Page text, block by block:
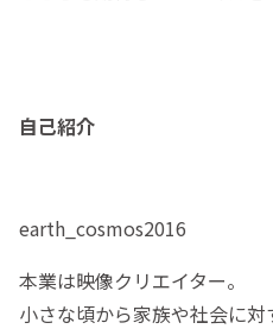
自己紹介
earth_cosmos2016
本業は映像クリエイター。
小さな頃から家族や社会に対